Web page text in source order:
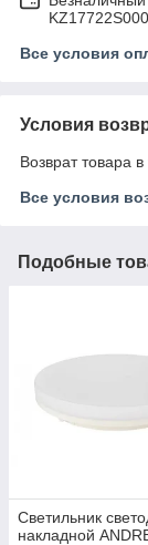
Все условия
Условия
Возврат товара
Все условия
Подобные
Светильник
накладной